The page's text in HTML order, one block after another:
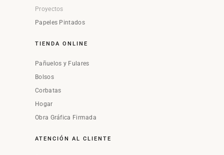
Proyectos
Papeles Pintados
TIENDA ONLINE
Pañuelos y Fulares
Bolsos
Corbatas
Hogar
Obra Gráfica Firmada
ATENCIÓN AL CLIENTE